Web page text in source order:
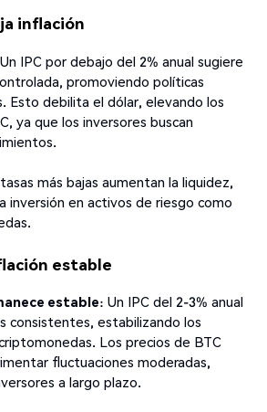
inflación
IPC por debajo del 2% anual sugiere
promoviendo políticas
Esto debilita el dólar, elevando los
ya que los inversores buscan
más bajas aumentan la liquidez,
inversión en activos de riesgo como
estable
estable: Un IPC del 2-3% anual
consistentes, estabilizando los
Los precios de BTC
fluctuaciones moderadas,
a largo plazo.